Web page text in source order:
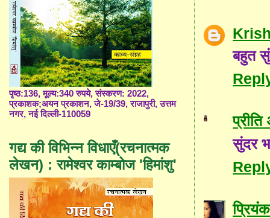
बहुत
सुंदर
पृष्ठ:136, मूल्य:340 रुपये, संस्करण: 2022,
प्रकाशक;अयन प्रकाशन, जे-19/39, राजापुरी, उत्तम
नगर, नई दिल्ली-110059
गद्य की विभिन्न विधाएँ(रचनात्मक
लेखन) : रामेश्वर काम्बोज 'हिमांशु'